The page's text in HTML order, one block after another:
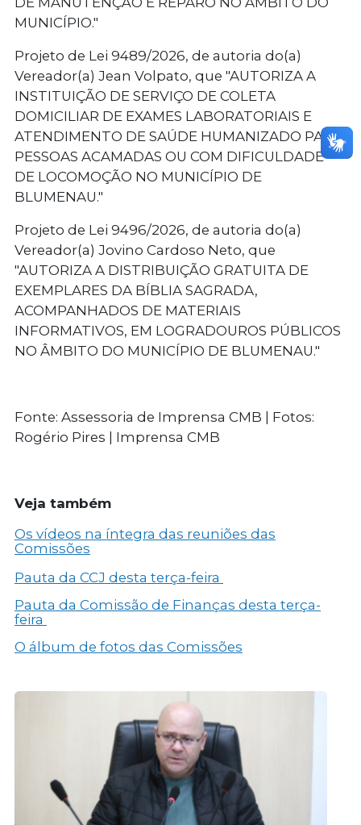
MUNICÍPIO."
Projeto de Lei 9489/2026, de autoria do(a)
Vereador(a) Jean Volpato, que "AUTORIZA A
INSTITUIÇÃO DE SERVIÇO DE COLETA
DOMICILIAR DE EXAMES LABORATORIAIS E
ATENDIMENTO DE SAÚDE HUMANIZADO PARA
PESSOAS ACAMADAS OU COM DIFICULDADE
DE LOCOMOÇÃO NO MUNICÍPIO DE
BLUMENAU."
Projeto de Lei 9496/2026, de autoria do(a)
Vereador(a) Jovino Cardoso Neto, que
"AUTORIZA A DISTRIBUIÇÃO GRATUITA DE
EXEMPLARES DA BÍBLIA SAGRADA,
ACOMPANHADOS DE MATERIAIS
INFORMATIVOS, EM LOGRADOUROS PÚBLICOS
NO ÂMBITO DO MUNICÍPIO DE BLUMENAU."
Fonte: Assessoria de Imprensa CMB | Fotos:
Rogério Pires | Imprensa CMB
Veja também
Os vídeos na íntegra das reuniões das
Comissões
Pauta da CCJ desta terça-feira
Pauta da Comissão de Finanças desta terça-
feira
O álbum de fotos das Comissões